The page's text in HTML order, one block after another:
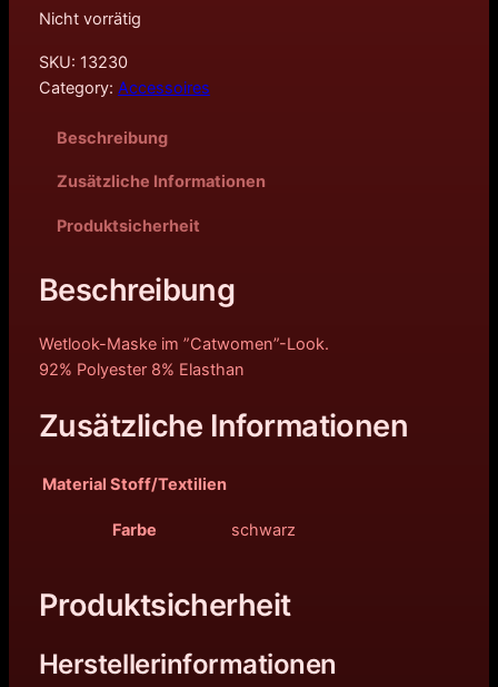
Nicht vorrätig
SKU: 13230
Category: Accessoires
Beschreibung
Zusätzliche Informationen
Produktsicherheit
Beschreibung
Wetlook-Maske im ”Catwomen”-Look.
92% Polyester 8% Elasthan
Zusätzliche Informationen
Material Stoff/Textilien
Farbe schwarz
Produktsicherheit
Herstellerinformationen